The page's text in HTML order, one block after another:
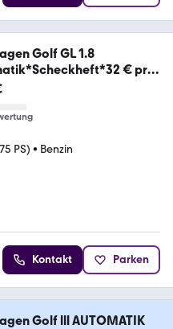
Golf GL 1.8
€ pro
PS) • Benzin
Kontakt Parken
Golf lll AUTOMATIK